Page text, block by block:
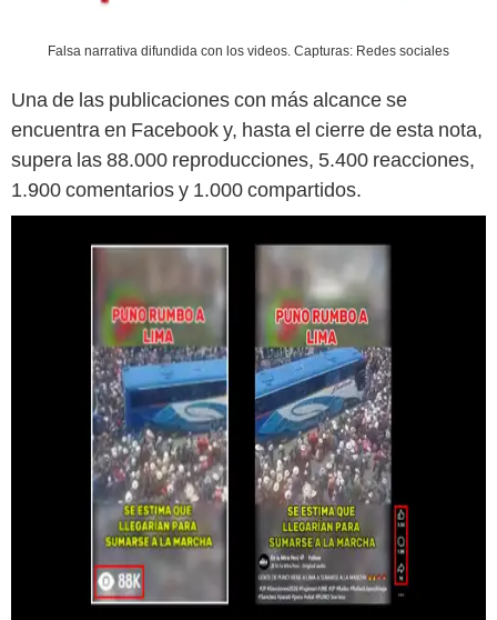
Falsa narrativa difundida con los videos. Capturas: Redes sociales
Una de las publicaciones con más alcance se
encuentra en Facebook y, hasta el cierre de esta nota,
supera las 88.000 reproducciones, 5.400 reacciones,
1.900 comentarios y 1.000 compartidos.